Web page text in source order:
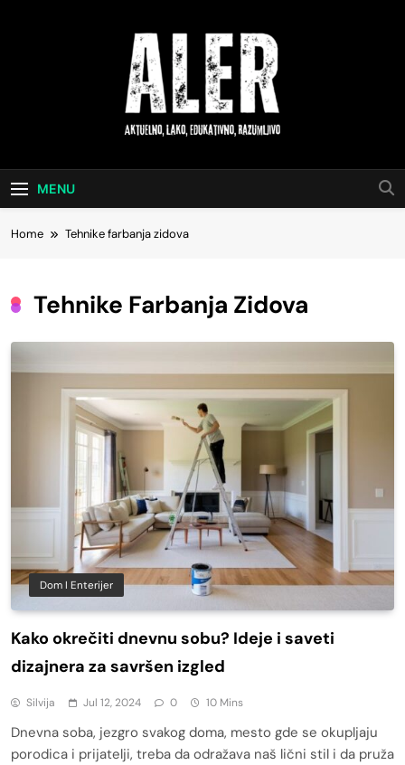
Aktuelno, Lako,
Edukativno,
Razumljivo
MENU
Home Tehnike farbanja zidova
Tehnike Farbanja Zidova
Dom I Enterijer
Kako okrečiti dnevnu sobu? Ideje i saveti
dizajnera za savršen izgled
Silvija Jul 12, 2024 0 10 Mins
Dnevna soba, jezgro svakog doma, mesto gde se okupljaju
porodica i prijatelji, treba da odražava naš lični stil i da pruža